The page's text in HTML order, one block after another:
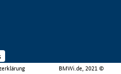
BMWi.de, 2021 ©